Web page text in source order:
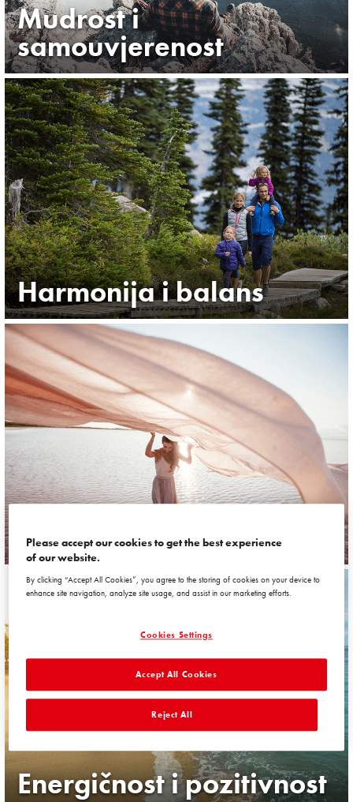
Mudrost i
samouvjerenost
Harmonija i balans
Romantika i nježnost
Energičnost i pozitivnost
Please accept our cookies to get the best experience
of our website.
By clicking “Accept All Cookies”, you agree to the storing of cookies on your device to
enhance site navigation, analyze site usage, and assist in our marketing efforts.
Cookies Settings
Reject All
Accept All Cookies